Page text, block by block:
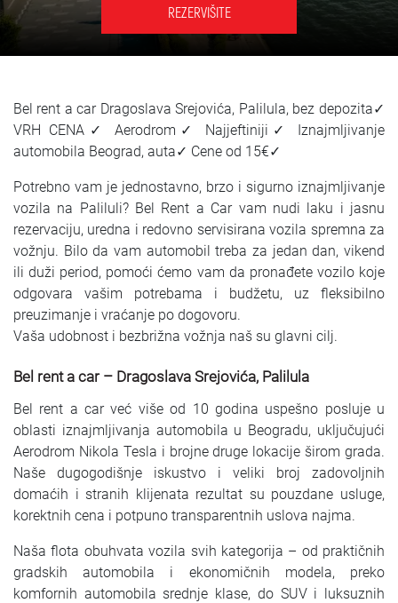
REZERVIŠITE
Bel rent a car Dragoslava Srejovića, Palilula, bez depozita✓
VRH CENA✓ Aerodrom✓ Najjeftiniji✓ Iznajmljivanje
automobila Beograd, auta✓ Cene od 15€✓
Potrebno vam je jednostavno, brzo i sigurno iznajmljivanje
vozila na Paliluli? Bel Rent a Car vam nudi laku i jasnu
rezervaciju, uredna i redovno servisirana vozila spremna za
vožnju. Bilo da vam automobil treba za jedan dan, vikend
ili duži period, pomoći ćemo vam da pronađete vozilo koje
odgovara vašim potrebama i budžetu, uz fleksibilno
preuzimanje i vraćanje po dogovoru.
Vaša udobnost i bezbrižna vožnja naš su glavni cilj.
Bel rent a car – Dragoslava Srejovića, Palilula
Bel rent a car već više od 10 godina uspešno posluje u
oblasti iznajmljivanja automobila u Beogradu, uključujući
Aerodrom Nikola Tesla i brojne druge lokacije širom grada.
Naše dugogodišnje iskustvo i veliki broj zadovoljnih
domaćih i stranih klijenata rezultat su pouzdane usluge,
korektnih cena i potpuno transparentnih uslova najma.
Naša flota obuhvata vozila svih kategorija – od praktičnih
gradskih automobila i ekonomičnih modela, preko
komfornih automobila srednje klase, do SUV i luksuznih